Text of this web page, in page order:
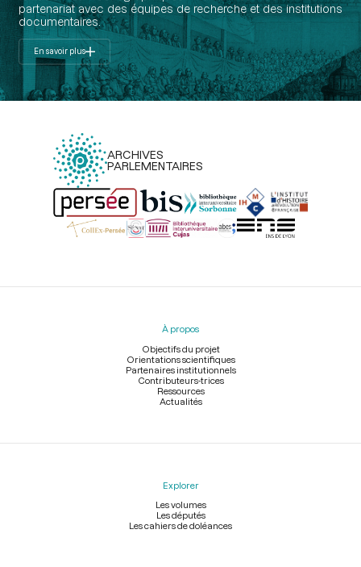
partenariat avec des équipes de recherche et des institutions
documentaires.
En savoir plus
ARCHIVES
PARLEMENTAIRES
Menu
À propos
Objectifs du projet
Orientations scientifiques
Partenaires institutionnels
Contributeurs-trices
Ressources
Actualités
Explorer
Les volumes
Les députés
Les cahiers de doléances